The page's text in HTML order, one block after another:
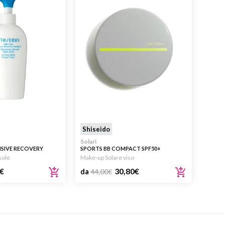
RECOVERY
VISO E CORPO
€
Shiseido
Solari
SPORTS BB COMPACT SPF50+
Make-up Solare viso
da 44,00€ 30,80€